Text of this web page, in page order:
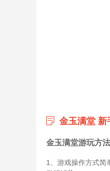
金玉满堂 新
金玉满堂游玩方法
1、游戏操作方式简